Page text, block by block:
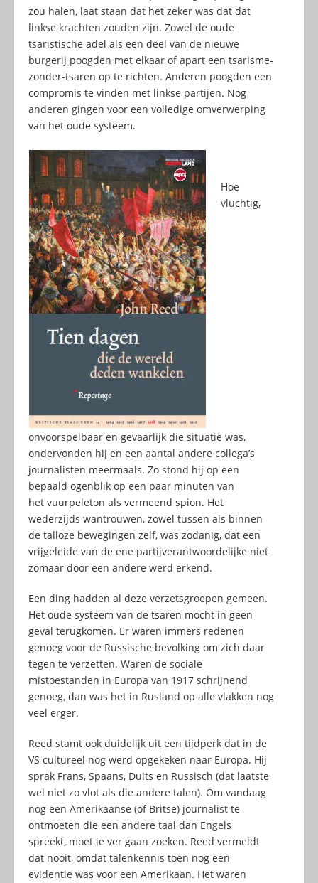
zou halen, laat staan dat het zeker was dat dat
linkse krachten zouden zijn. Zowel de oude
tsaristische adel als een deel van de nieuwe
burgerij poogden met elkaar of apart een tsarisme-
zonder-tsaren op te richten. Anderen poogden een
compromis te vinden met linkse partijen. Nog
anderen gingen voor een volledige omverwerping
van het oude systeem.
Hoe
vluchtig,
onvoorspelbaar en gevaarlijk die situatie was,
ondervonden hij en een aantal andere collega’s
journalisten meermaals. Zo stond hij op een
bepaald ogenblik op een paar minuten van
het vuurpeleton als vermeend spion. Het
wederzijds wantrouwen, zowel tussen als binnen
de talloze bewegingen zelf, was zodanig, dat een
vrijgeleide van de ene partijverantwoordelijke niet
zomaar door een andere werd erkend.
Een ding hadden al deze verzetsgroepen gemeen.
Het oude systeem van de tsaren mocht in geen
geval terugkomen. Er waren immers redenen
genoeg voor de Russische bevolking om zich daar
tegen te verzetten. Waren de sociale
mistoestanden in Europa van 1917 schrijnend
genoeg, dan was het in Rusland op alle vlakken nog
veel erger.
Reed stamt ook duidelijk uit een tijdperk dat in de
VS cultureel nog werd opgekeken naar Europa. Hij
sprak Frans, Spaans, Duits en Russisch (dat laatste
wel niet zo vlot als die andere talen). Om vandaag
nog een Amerikaanse (of Britse) journalist te
ontmoeten die een andere taal dan Engels
spreekt, moet je ver gaan zoeken. Reed vermeldt
dat nooit, omdat talenkennis toen nog een
evidentie was voor een Amerikaan. Het waren